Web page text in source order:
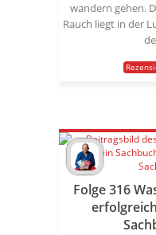
wandern gehen.
Rauch liegt in der
Folge 316